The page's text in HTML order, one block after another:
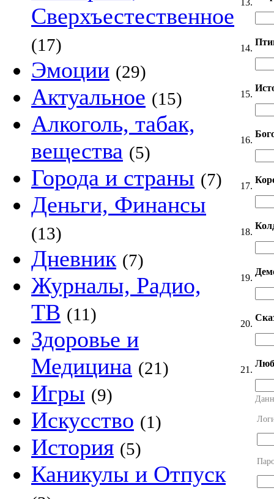
Сверхъестественное
(17)
Эмоции (29)
Актуальное (15)
Алкоголь, табак,
вещества (5)
Города и страны (7)
Деньги, Финансы
(13)
Дневник (7)
Журналы, Радио,
ТВ (11)
Здоровье и
Медицина (21)
Игры (9)
Искусство (1)
История (5)
Каникулы и Отпуск
14.
15.
16.
17.
18.
19.
20.
21.